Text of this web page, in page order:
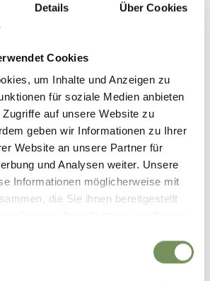
Details Über Cookies
Cookies
um Inhalte und Anzeigen zu
für soziale Medien anbieten
auf unsere Website zu
geben wir Informationen zu Ihrer
Website an unsere Partner für
und Analysen weiter. Unsere
Informationen möglicherweise mit
die Sie ihnen bereitgestellt